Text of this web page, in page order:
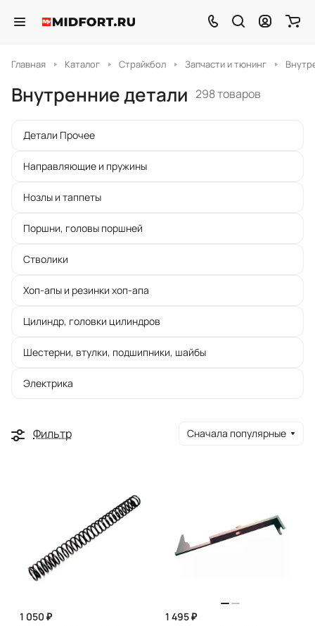
Главная Каталог Страйкбол Запчасти и тюнинг
Внутренние детали 298 товаров
Детали Прочее
Направляющие и пружины
Нозлы и таппеты
Поршни, головы поршней
Стволики
Хоп-апы и резинки хоп-апа
Цилиндр, головки цилиндров
Шестерни, втулки, подшипники, шайбы
Электрика
Фильтр Сначала популярные
1 050 ₽
1 495 ₽